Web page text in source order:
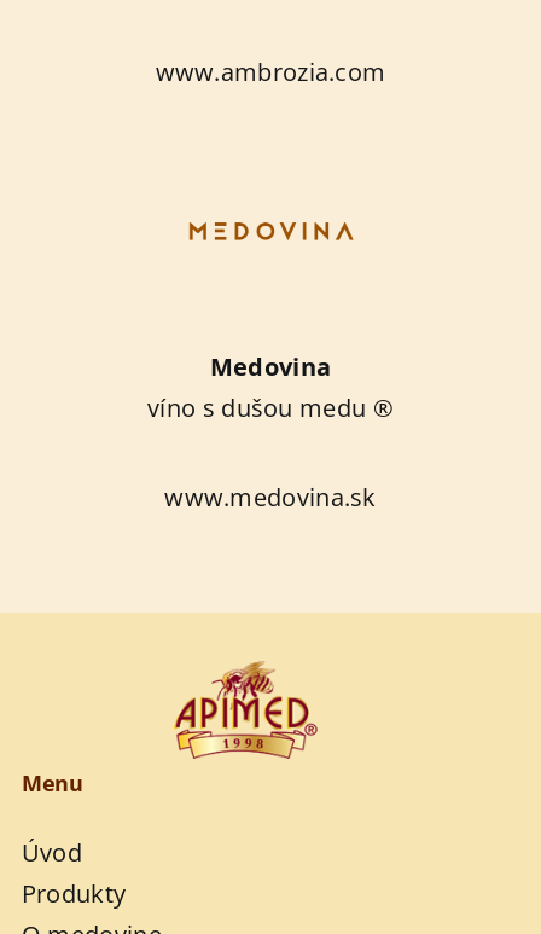
www.ambrozia.com
Medovina
víno s dušou medu ®
www.medovina.sk
Menu
Úvod
Produkty